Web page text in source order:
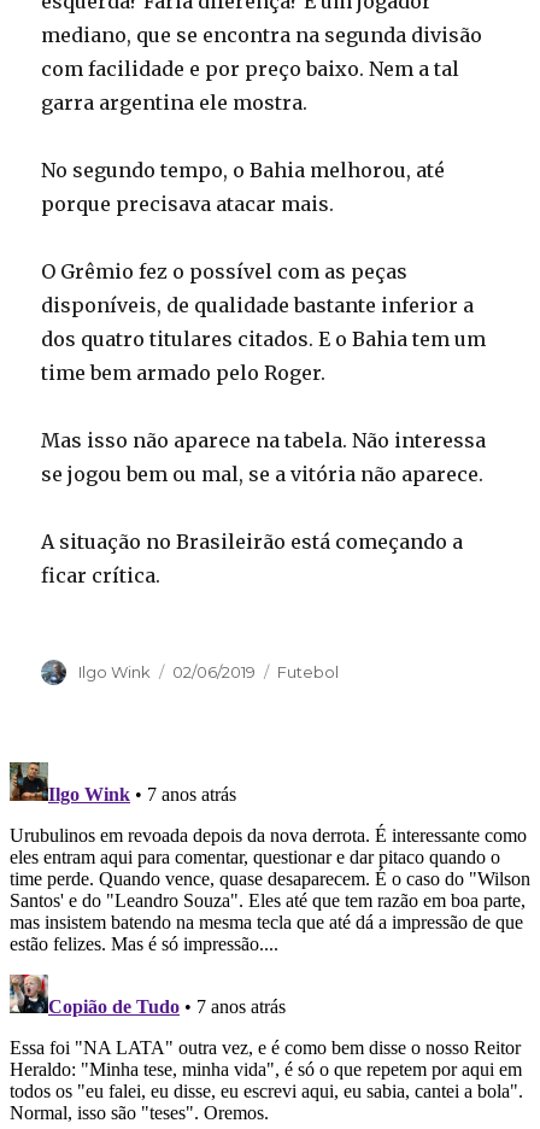
mediano, que se encontra na segunda divisão
com facilidade e por preço baixo. Nem a tal
garra argentina ele mostra.
No segundo tempo, o Bahia melhorou, até
porque precisava atacar mais.
O Grêmio fez o possível com as peças
disponíveis, de qualidade bastante inferior a
dos quatro titulares citados. E o Bahia tem um
time bem armado pelo Roger.
Mas isso não aparece na tabela. Não interessa
se jogou bem ou mal, se a vitória não aparece.
A situação no Brasileirão está começando a
ficar crítica.
Autor
Ilgo Wink
Publicado
02/06/2019 Categorias
Futebol